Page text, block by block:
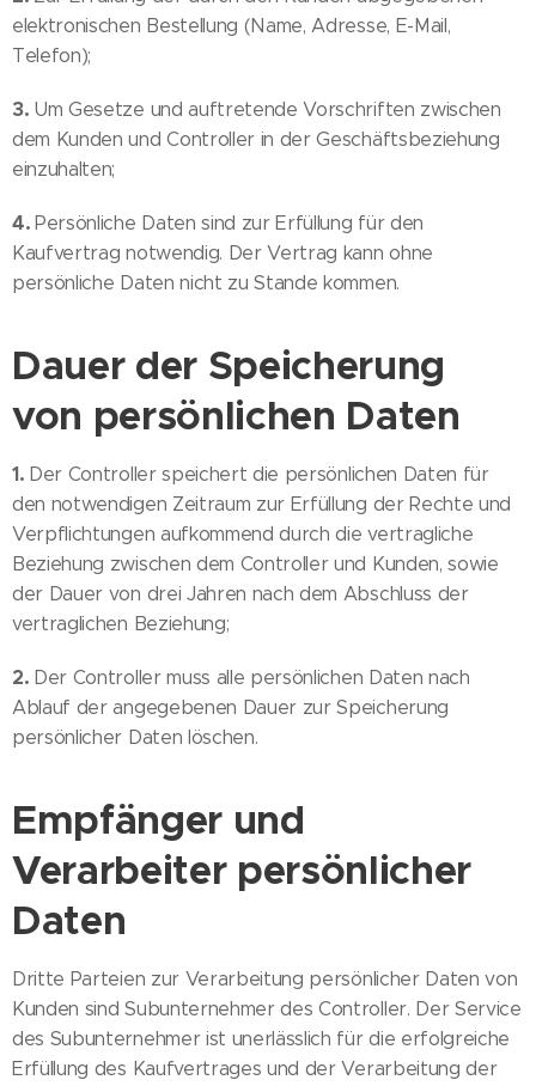
elektronischen Bestellung (Name, Adresse, E-Mail,
Telefon);
3. Um Gesetze und auftretende Vorschriften zwischen
dem Kunden und Controller in der Geschäftsbeziehung
einzuhalten;
4.Persönliche Daten sind zur Erfüllung für den
Kaufvertrag notwendig. Der Vertrag kann ohne
persönliche Daten nicht zu Stande kommen.
Dauer der Speicherung
von persönlichen Daten
1. Der Controller speichert die persönlichen Daten für
den notwendigen Zeitraum zur Erfüllung der Rechte und
Verpflichtungen aufkommend durch die vertragliche
Beziehung zwischen dem Controller und Kunden, sowie
der Dauer von drei Jahren nach dem Abschluss der
vertraglichen Beziehung;
2. Der Controller muss alle persönlichen Daten nach
Ablauf der angegebenen Dauer zur Speicherung
persönlicher Daten löschen.
Empfänger und
Verarbeiter persönlicher
Daten
Dritte Parteien zur Verarbeitung persönlicher Daten von
Kunden sind Subunternehmer des Controller. Der Service
des Subunternehmer ist unerlässlich für die erfolgreiche
Erfüllung des Kaufvertrages und der Verarbeitung der